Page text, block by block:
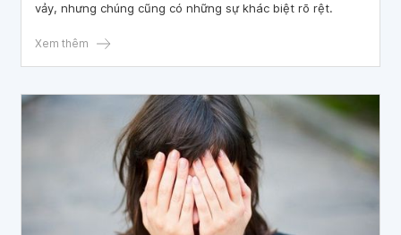
vảy, nhưng chúng cũng có những sự khác biệt rõ rệt.
Xem thêm